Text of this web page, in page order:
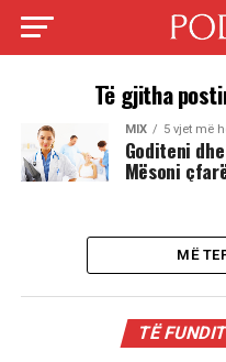
Të gjitha
MIX 5 vjet më
Goditeni
Mësoni
MË
TË